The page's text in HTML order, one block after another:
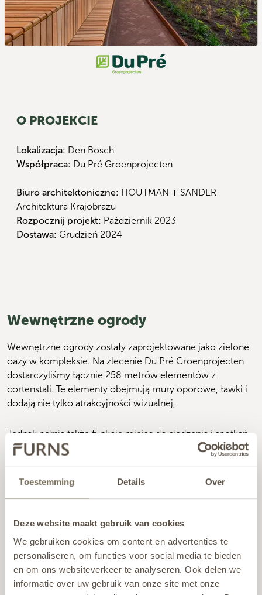
Toestemming Details Over
Deze website maakt gebruik van cookies
We gebruiken cookies om content en advertenties te
personaliseren, om functies voor social media te bieden
en om ons websiteverkeer te analyseren. Ook delen we
informatie over uw gebruik van onze site met onze
O PROJEKCIE
Lokalizacja: Den Bosch
Współpraca: Du Pré Groenprojecten
Biuro architektoniczne: HOUTMAN + SANDER
Architektura Krajobrazu
Rozpocznij projekt: Październik 2023
Dostawa: Grudzień 2024
Wewnętrzne ogrody
Wewnętrzne ogrody zostały zaprojektowane jako zielone
oazy w kompleksie. Na zlecenie Du Pré Groenprojecten
dostarczyliśmy łącznie 258 metrów elementów z
cortenstali. Te elementy obejmują mury oporowe, ławki i
dodają nie tylko atrakcyjności wizualnej,
Jednak pełnią także funkcję miejsc do siedzenia i spotkań.
Nasze siostrzane przedsiębiorstwo, AWOOD,
trwałego twardego drewna. Zapewnia to bezszwowe
połączenie między naturalnymi materiałami a